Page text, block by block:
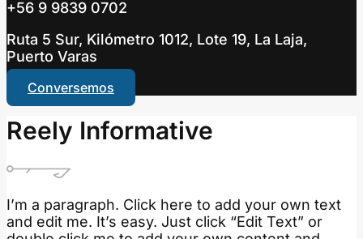
+56 9 9839 0702
Ruta 5 Sur, Kilómetro 1012, Lote 19, La Laja,
Puerto Varas
Conversemos
Reely Informative
I’m a paragraph. Click here to add your own text
and edit me. It’s easy. Just click “Edit Text” or